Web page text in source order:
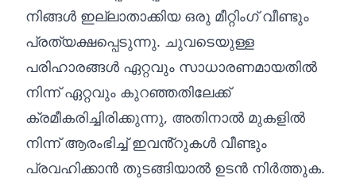
നിങ്ങൾ ഇല്ലാതാക്കിയ ഒരു മീറ്റിംഗ് വീണ്ടും
പ്രത്യക്ഷപ്പെടുന്നു. ചുവടെയുള്ള
പരിഹാരങ്ങൾ ഏറ്റവും സാധാരണമായതിൽ
നിന്ന് ഏറ്റവും കുറഞ്ഞതിലേക്ക്
ക്രമീകരിച്ചിരിക്കുന്നു, അതിനാൽ മുകളിൽ
നിന്ന് ആരംഭിച്ച് ഇവൻ്റുകൾ വീണ്ടും
പ്രവഹിക്കാൻ തുടങ്ങിയാൽ ഉടൻ നിർത്തുക.